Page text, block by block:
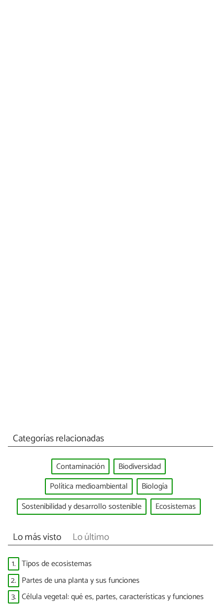
Categorías relacionadas
Contaminación
Biodiversidad
Política medioambiental
Biología
Sostenibilidad y desarrollo sostenible
Ecosistemas
Lo más visto Lo último
1. Tipos de ecosistemas
2. Partes de una planta y sus funciones
3. Célula vegetal: qué es, partes, características y funciones